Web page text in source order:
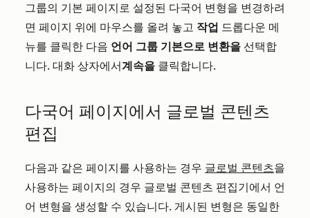
그룹의 기본 페이지로 설정된 다국어 변형을 변경하려
면 페이지 위에 마우스를 올려 놓고 작업 드롭다운 메
뉴를 클릭한 다음 언어 그룹 기본으로 변환을 선택합
니다. 대화 상자에서계속을 클릭합니다.
다국어 페이지에서 글로벌 콘텐츠
편집
다음과 같은 페이지를 사용하는 경우 글로벌 콘텐츠을
사용하는 페이지의 경우 글로벌 콘텐츠 편집기에서 언
어 변형을 생성할 수 있습니다. 게시된 변형은 동일한